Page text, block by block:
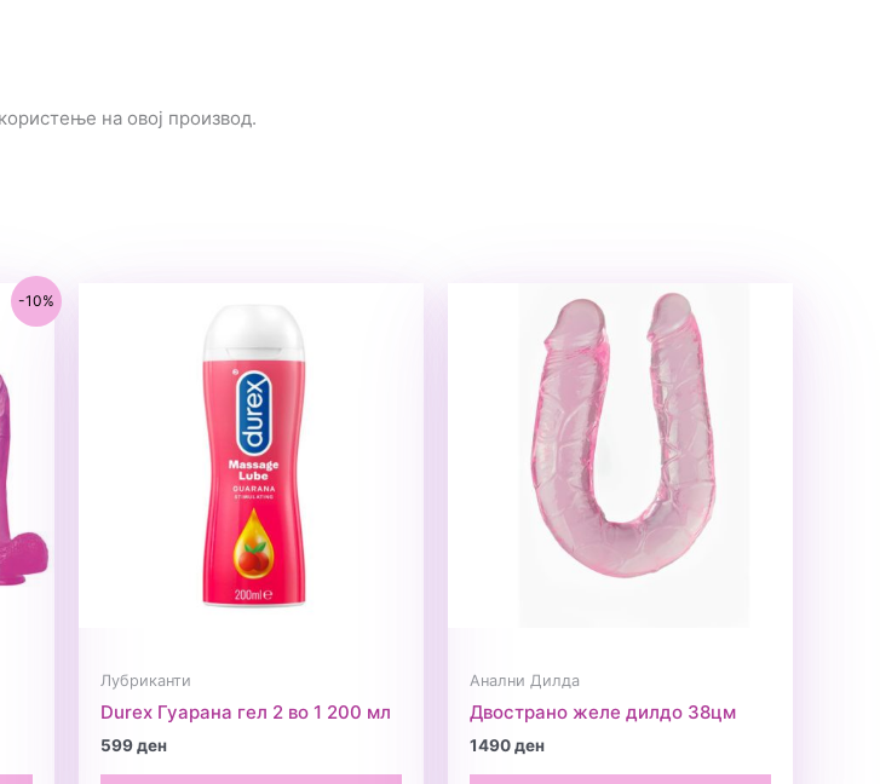
на овој производ.
-10%
Лубриканти
Durex Гуарана гел 2 во 1 200 мл
599ден
Анални Дилда
Двострано желе дилдо 38цм
1490ден